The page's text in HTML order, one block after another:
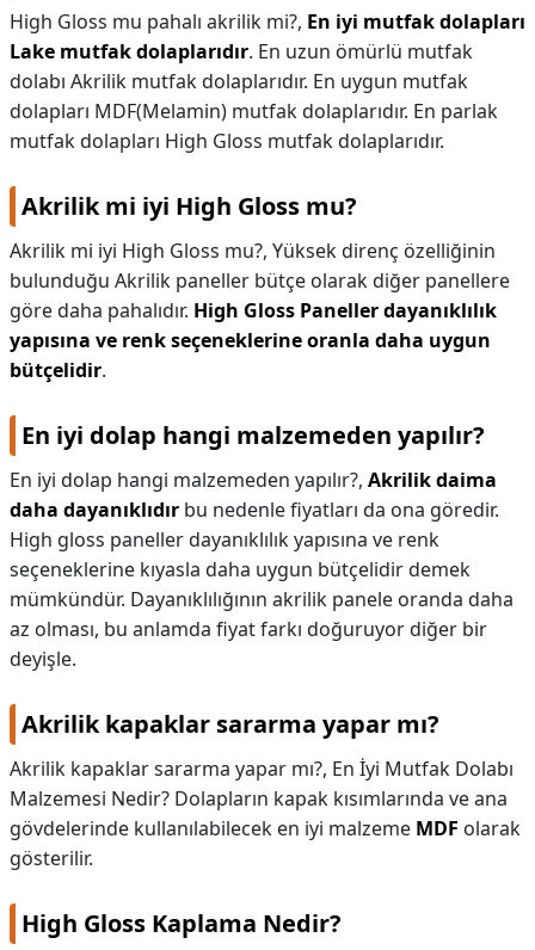
High Gloss mu pahalı akrilik mi?, En iyi mutfak dolapları
Lake mutfak dolaplarıdır. En uzun ömürlü mutfak
dolabı Akrilik mutfak dolaplarıdır. En uygun mutfak
dolapları MDF(Melamin) mutfak dolaplarıdır. En parlak
mutfak dolapları High Gloss mutfak dolaplarıdır.
Akrilik mi iyi High Gloss mu?
Akrilik mi iyi High Gloss mu?, Yüksek direnç özelliğinin
bulunduğu Akrilik paneller bütçe olarak diğer panellere
göre daha pahalıdır. High Gloss Paneller dayanıklılık
yapısına ve renk seçeneklerine oranla daha uygun
bütçelidir.
En iyi dolap hangi malzemeden yapılır?
En iyi dolap hangi malzemeden yapılır?, Akrilik daima
daha dayanıklıdır bu nedenle fiyatları da ona göredir.
High gloss paneller dayanıklılık yapısına ve renk
seçeneklerine kıyasla daha uygun bütçelidir demek
mümkündür. Dayanıklılığının akrilik panele oranda daha
az olması, bu anlamda fiyat farkı doğuruyor diğer bir
deyişle.
Akrilik kapaklar sararma yapar mı?
Akrilik kapaklar sararma yapar mı?, En İyi Mutfak Dolabı
Malzemesi Nedir? Dolapların kapak kısımlarında ve ana
gövdelerinde kullanılabilecek en iyi malzeme MDF olarak
gösterilir.
High Gloss Kaplama Nedir?